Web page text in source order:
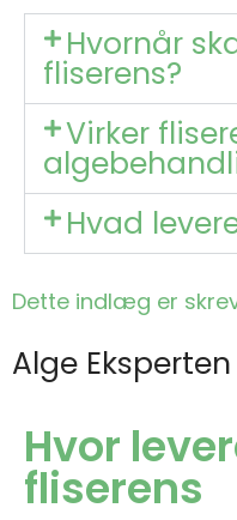
Hvornår
fliserens?
Virker
Hvad
Dette indlæg er
Alge Eksperten
Hvor
fliserens